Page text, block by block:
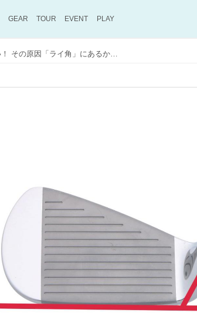
GEAR TOUR EVENT PLAY
アイアンがどうも当たらない！ その原因「ライ角」にあるかもしれません。人気YouTuberが“適正ライ角”の大切さを教えてくれた